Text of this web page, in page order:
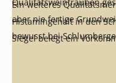
aber nie fertige
bewusst bei
Ein weiteres
Histamingehalt in den
Siegel belegt ein